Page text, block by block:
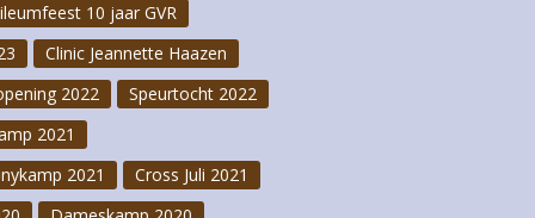
10 jaar GVR
Clinic Jeannette Haazen
2022
Speurtocht 2022
2021
2021
Cross Juli 2021